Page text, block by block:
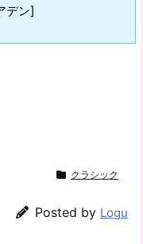
デン]
クラシック
Posted by Logu